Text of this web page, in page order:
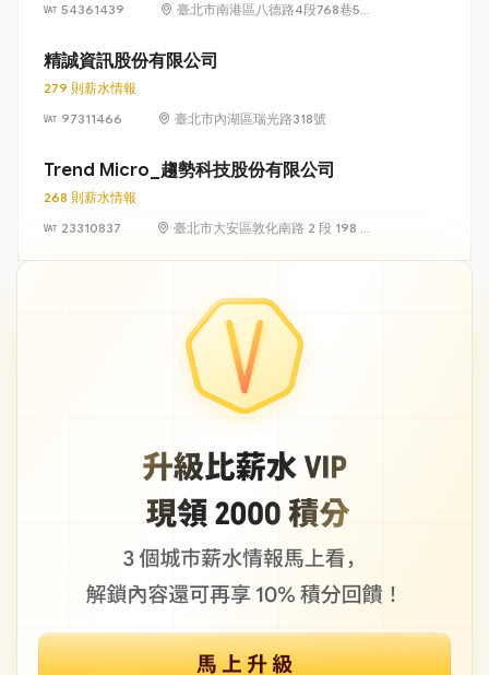
54361439
臺北市南港區八德路4段768巷5號
精誠資訊股份有限公司
279 則薪水情報
97311466
臺北市內湖區瑞光路318號
Trend Micro_趨勢科技股份有限公司
268 則薪水情報
23310837
臺北市大安區敦化南路 2 段 198 號